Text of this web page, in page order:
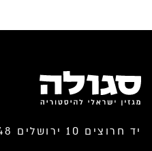
יד חרוצים 10 ירושלים 9342148